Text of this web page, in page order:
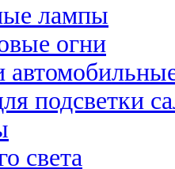
лампы
огни
подсветки
света